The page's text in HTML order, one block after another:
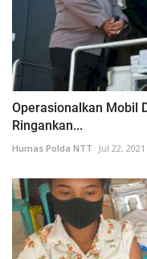
Operasionalkan Mobil
Ringankan...
Humas Polda NTT Jul 22, 2021